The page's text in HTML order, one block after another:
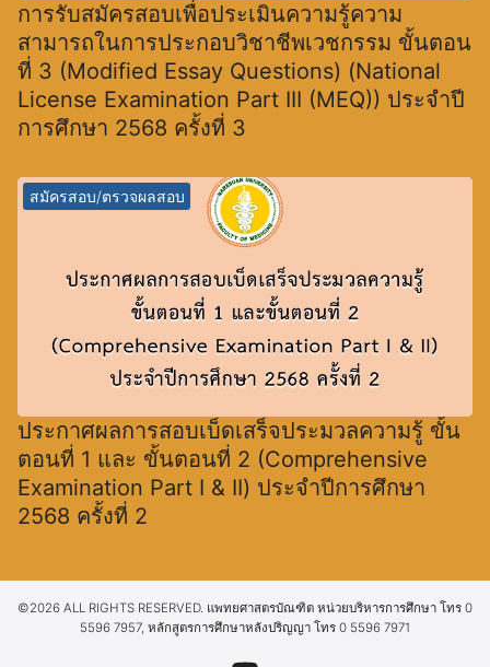
การรับสมัครสอบเพื่อประเมินความรู้ความ
สามารถในการประกอบวิชาชีพเวชกรรม ขั้นตอน
ที่ 3 (Modified Essay Questions) (National
License Examination Part III (MEQ)) ประจำปี
การศึกษา 2568 ครั้งที่ 3
สมัครสอบ/ตรวจผลสอบ
ประกาศผลการสอบเบ็ดเสร็จประมวลความรู้ ขั้น
ตอนที่ 1 และ ขั้นตอนที่ 2 (Comprehensive
Examination Part I & II) ประจำปีการศึกษา
2568 ครั้งที่ 2
©2026 ALL RIGHTS RESERVED. แพทยศาสตรบัณฑิต หน่วยบริหารการศึกษา โทร 0
5596 7957, หลักสูตรการศึกษาหลังปริญญา โทร 0 5596 7971